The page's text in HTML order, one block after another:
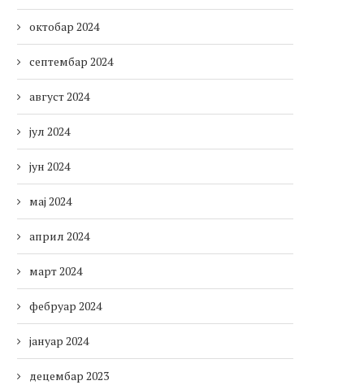
октобар 2024
септембар 2024
август 2024
јул 2024
јун 2024
мај 2024
април 2024
март 2024
фебруар 2024
јануар 2024
децембар 2023